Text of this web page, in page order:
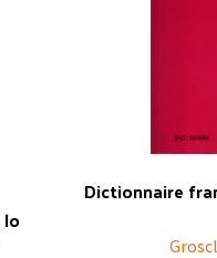
Dictionnaire